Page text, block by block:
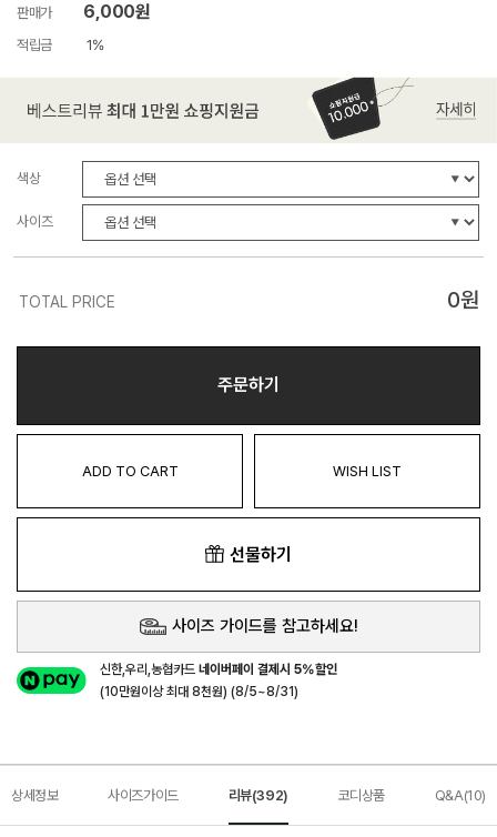
판매가 6,000원
적립금 1%
색상
사이즈
TOTAL PRICE 0원
주문하기
ADD TO CART WISH LIST
선물하기
사이즈 가이드를 참고하세요!
신한,우리,농협카드네이버페이 결제시 5%할인
(10만원이상 최대 8천원) (8/5~8/31)
상세정보 사이즈가이드 리뷰(392) 코디상품 Q&A(10)